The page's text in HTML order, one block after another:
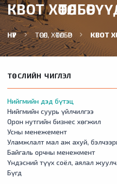
КВОТ
НҮҮР ТӨСӨЛ, ХӨТӨЛБӨР КВОТ
ТӨСЛИЙН ЧИГЛЭЛ
Нийгмийн дэд бүтэц
Нийгмийн суурь үйлчилгээ
Орон нутгийн бизнес хөгжил
Усны менежемент
Уламжлалт мал аж ахуй,
Байгаль орчны менежмент
Үндэсний түүх соёл, аялал
Бүгд